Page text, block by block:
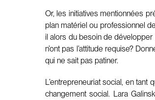
Or, les initiatives mentionnées
plan matériel ou professionnel
il alors du besoin de développer
n’ont pas l’attitude requise?
qui ne sait pas patiner.
L’entrepreneuriat social, en tant
changement social. Lara